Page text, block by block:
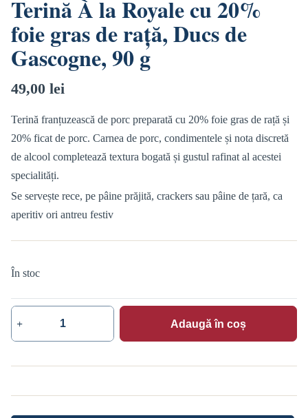
Terină À la Royale cu 20%
foie gras de rață, Ducs de
Gascogne, 90 g
49,00 lei
Terină franțuzească de porc preparată cu 20% foie gras de rață și
20% ficat de porc. Carnea de porc, condimentele și nota discretă
de alcool completează textura bogată și gustul rafinat al acestei
specialități.
Se servește rece, pe pâine prăjită, crackers sau pâine de țară, ca
aperitiv ori antreu festiv
În stoc
Cantitate
Terină
la
20%
Adaugă în coș